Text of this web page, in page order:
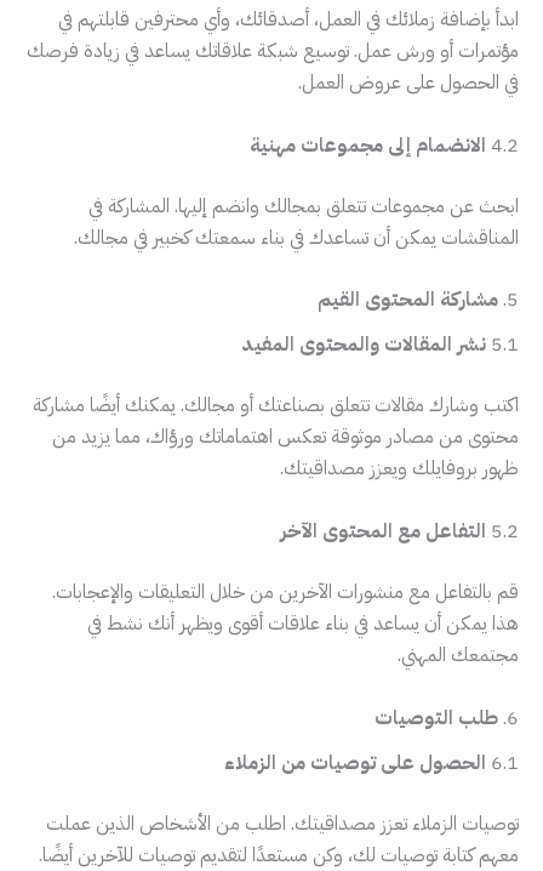
ابدأ بإضافة زملائك في العمل، أصدقائك، وأي محترفين قابلتهم في
مؤتمرات أو ورش عمل. توسيع شبكة علاقاتك يساعد في زيادة فرصك
في الحصول على عروض العمل.
4.2 الانضمام إلى مجموعات مهنية
ابحث عن مجموعات تتعلق بمجالك وانضم إليها. المشاركة في
المناقشات يمكن أن تساعدك في بناء سمعتك كخبير في مجالك.
5. مشاركة المحتوى القيم
5.1 نشر المقالات والمحتوى المفيد
اكتب وشارك مقالات تتعلق بصناعتك أو مجالك. يمكنك أيضًا مشاركة
محتوى من مصادر موثوقة تعكس اهتماماتك ورؤاك، مما يزيد من
ظهور بروفايلك ويعزز مصداقيتك.
5.2 التفاعل مع المحتوى الآخر
قم بالتفاعل مع منشورات الآخرين من خلال التعليقات والإعجابات.
هذا يمكن أن يساعد في بناء علاقات أقوى ويظهر أنك نشط في
مجتمعك المهني.
6. طلب التوصيات
6.1 الحصول على توصيات من الزملاء
توصيات الزملاء تعزز مصداقيتك. اطلب من الأشخاص الذين عملت
معهم كتابة توصيات لك، وكن مستعدًا لتقديم توصيات للآخرين أيضًا.